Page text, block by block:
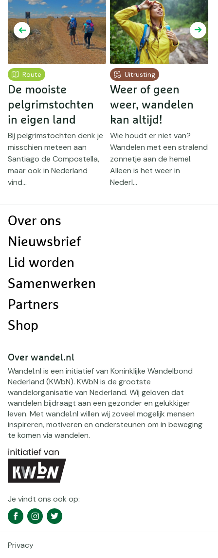
Route
De mooiste
pelgrimstochten
in eigen land
Bij pelgrimstochten denk je
misschien meteen aan
Santiago de Compostella,
maar ook in Nederland
vind...
Uitrusting
Weer of geen
weer, wandelen
kan altijd!
Wie houdt er niet van?
Wandelen met een stralend
zonnetje aan de hemel.
Alleen is het weer in
Nederl...
Doormat
Over ons
Nieuwsbrief
Lid worden
Samenwerken
Partners
Shop
Over wandel.nl
Wandel.nl is een initiatief van Koninklijke Wandelbond
Nederland (KWbN). KWbN is de grootste
wandelorganisatie van Nederland. Wij geloven dat
wandelen bijdraagt aan een gezonder en gelukkiger
leven. Met wandel.nl willen wij zoveel mogelijk mensen
inspireren, motiveren en ondersteunen om in beweging
te komen via wandelen.
Je vindt ons ook op:
Social
media
FacebookInstagramTwitter
Footer
Privacy